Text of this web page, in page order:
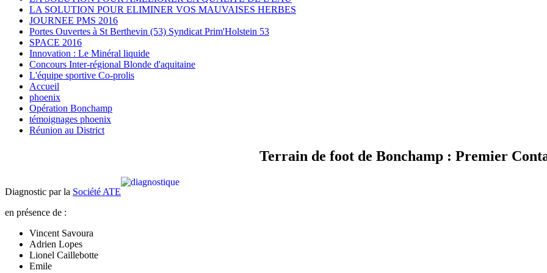
LA SOLUTION POUR ELIMINER VOS MAUVAISES HERBES
JOURNEE PMS 2016
Portes Ouvertes à St Berthevin (53) Syndicat Prim'Holstein 53
SPACE 2016
Innovation : Le Minéral liquide
Concours Inter-régional Blonde d'aquitaine
L'équipe sportive Co-prolis
Accueil
phoenix
Opération Bonchamp
témoignages phoenix
Réunion au District
Terrain de foot de Bonchamp : Premier
Diagnostic par la Société ATE
en présence de :
Vincent Savoura
Adrien Lopes
Lionel Caillebotte
Emile